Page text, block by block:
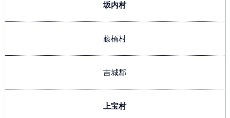
坂内村
藤橋村
吉城郡
上宝村